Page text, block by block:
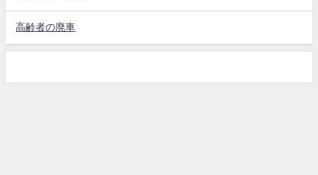
高齢者の廃車